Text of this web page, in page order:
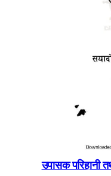
उपासक परिहानी